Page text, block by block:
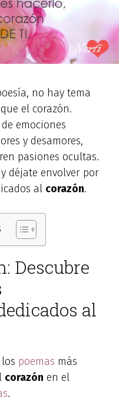
no hay tema
el corazón.
emociones
y desamores,
pasiones ocultas.
déjate envolver por
al corazón.
Descubre
al
poemas más
corazón en el
.